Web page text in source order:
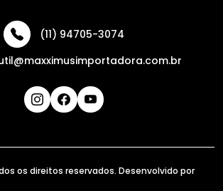
(11) 94705-3074
os direitos reservados. Desenvolvido por